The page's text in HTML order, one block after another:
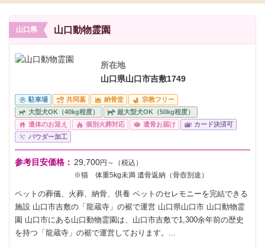
山口県 山口動物霊園
所在地
山口県山口市吉敷1749
駐車場 共同墓 納骨堂
宗教フリー
大型犬OK（40kg程度）
超大型犬OK（50kg程度）
遺体のお迎え
個別火葬対応 遺骨お届け
カード決済可
パウダー加工
参考目安価格： 29,700円～（税込）
※猫 体重5kg未満 遺骨返納（骨壺別途）
ペットの葬儀、火葬、納骨、供養 ペットのセレモニーを完結できる
施設 山口市吉敷の「龍蔵寺」の裾で運営 山口県山口市 山口動物霊
園 山口市にある山口動物霊園は、山口市吉敷で1,300余年前の歴史
を持つ「龍蔵寺」の裾で運営しております。...